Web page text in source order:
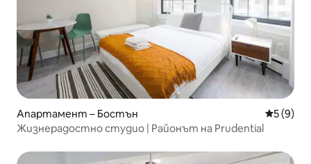
Апартамент – Бостън Средна
5 (9)
Жизнерадостно студио | Районът на Prudential